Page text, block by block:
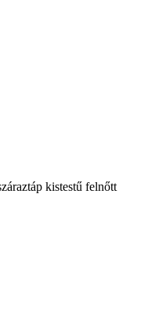
kistestű felnőtt